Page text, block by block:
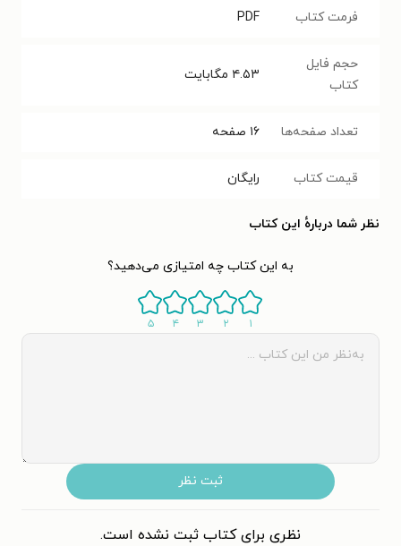
فرمت کتاب PDF
حجم فایل
کتاب
۴.۵۳ مگابایت
تعداد صفحه‌ها ۱۶ صفحه
قیمت کتاب رایگان
نظر شما دربارهٔ این کتاب
به این کتاب چه امتیازی می‌دهید؟
۱ ۲ ۳ ۴ ۵
ثبت نظر
نظری برای کتاب ثبت نشده است.